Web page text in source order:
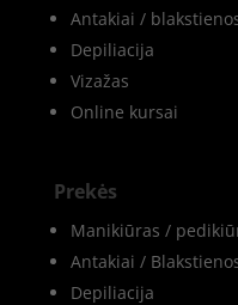
Antakiai /
Depiliacija
Vizažas
Online kursai
Prekės
Manikiūras /
Antakiai /
Depiliacija